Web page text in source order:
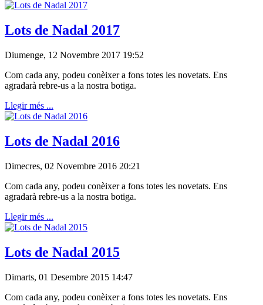
Lots de Nadal 2017
Diumenge, 12 Novembre 2017 19:52
Com cada any, podeu conèixer a fons totes les novetats. Ens
agradarà rebre-us a la nostra botiga.
Llegir més ...
Lots de Nadal 2016
Dimecres, 02 Novembre 2016 20:21
Com cada any, podeu conèixer a fons totes les novetats. Ens
agradarà rebre-us a la nostra botiga.
Llegir més ...
Lots de Nadal 2015
Dimarts, 01 Desembre 2015 14:47
Com cada any, podeu conèixer a fons totes les novetats. Ens